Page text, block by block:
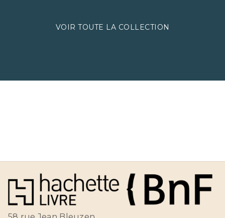
VOIR TOUTE LA COLLECTION